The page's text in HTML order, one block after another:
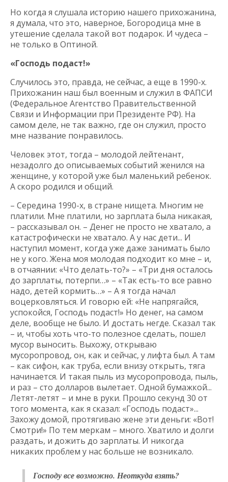
Но когда я слушала историю нашего прихожанина,
я думала, что это, наверное, Богородица мне в
утешение сделала такой вот подарок. И чудеса –
не только в Оптиной.
«Господь подаст!»
Случилось это, правда, не сейчас, а еще в 1990-х.
Прихожанин наш был военным и служил в ФАПСИ
(Федеральное Агентство Правительственной
Связи и Информации при Президенте РФ). На
самом деле, не так важно, где он служил, просто
мне название понравилось.
Человек этот, тогда – молодой лейтенант,
незадолго до описываемых событий женился на
женщине, у которой уже был маленький ребенок.
А скоро родился и общий.
– Середина 1990-х, в стране нищета. Многим не
платили. Мне платили, но зарплата была никакая,
– рассказывал он. – Денег не просто не хватало, а
катастрофически не хватало. А у нас дети... И
наступил момент, когда уже даже занимать было
не у кого. Жена моя молодая подходит ко мне – и,
в отчаянии: «Что делать-то?» – «Три дня осталось
до зарплаты, потерпи…» – «Так есть-то все равно
надо, детей кормить…» – А я тогда начал
воцерковляться. И говорю ей: «Не напрягайся,
успокойся, Господь подаст!» Но денег, на самом
деле, вообще не было. И достать негде. Сказал так
– и, чтобы хоть что-то полезное сделать, пошел
мусор выносить. Выхожу, открываю
мусоропровод, он, как и сейчас, у лифта был. А там
– как сифон, как труба, если внизу открыть, тяга
начинается. И такая пыль из мусоропровода, пыль,
и раз – сто долларов вылетает. Одной бумажкой...
Летят-летят – и мне в руки. Прошло секунд 30 от
того момента, как я сказал: «Господь подаст»...
Захожу домой, протягиваю жене эти деньги: «Вот!
Смотри!» По тем меркам – много. Хватило и долги
раздать, и дожить до зарплаты. И никогда
никаких проблем у нас больше не возникало.
Господу все возможно. Неоткуда взять?